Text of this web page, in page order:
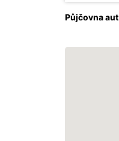
Půjčovna aut